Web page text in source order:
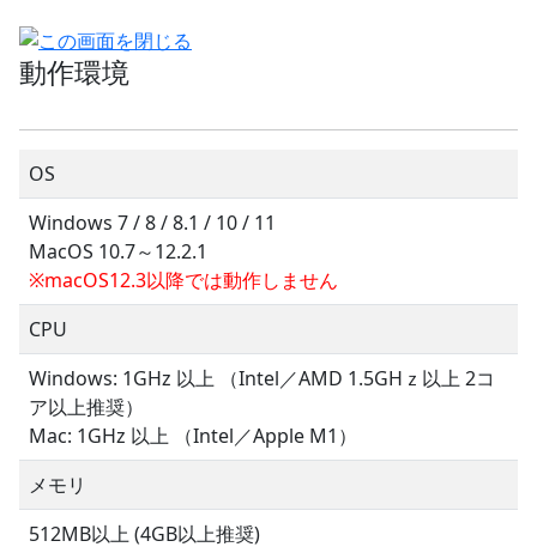
動作環境
OS
Windows 7 / 8 / 8.1 / 10 / 11
MacOS 10.7～12.2.1
※macOS12.3以降では動作しません
CPU
Windows: 1GHz 以上 （Intel／AMD 1.5GHｚ以上 2コ
ア以上推奨）
Mac: 1GHz 以上 （Intel／Apple M1）
メモリ
512MB以上 (4GB以上推奨)